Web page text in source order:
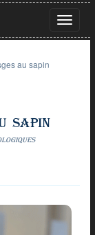
Ouvrir
le
au sapin
sapin